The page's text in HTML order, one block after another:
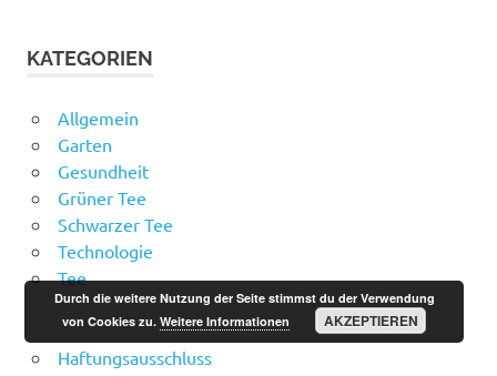
KATEGORIEN
Allgemein
Garten
Gesundheit
Grüner Tee
Schwarzer Tee
Technologie
Tee
Haftungsausschluss
Durch die weitere Nutzung der Seite stimmst du der Verwendung
von Cookies zu.Weitere Informationen AKZEPTIEREN